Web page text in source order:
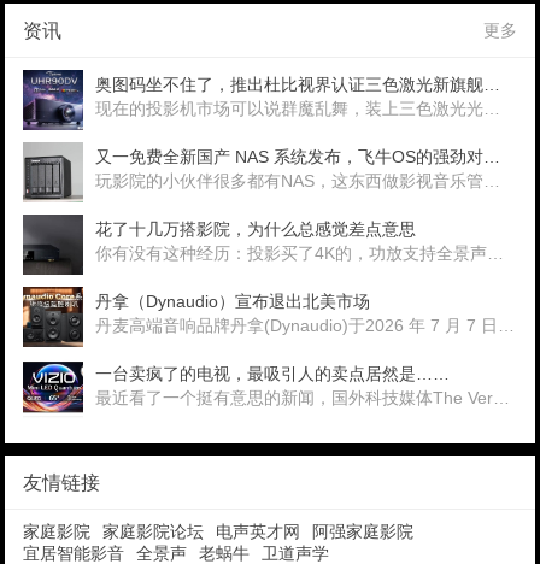
资讯 更多
奥图码坐不住了，推出杜比视界认证三色激光新旗舰——UHR90DV
现在的投影机市场可以说群魔乱舞，装上三色激光光源模就敢挑战几十万的传统投影机，奥图码憋了这么多年大招，终于继886之后推出又一款旗舰级激光光源产品，而且是首款
又一免费全新国产 NAS 系统发布，飞牛OS的强劲对手，闲置电脑就能跑的GEAK OS
玩影院的小伙伴很多都有NAS，这东西做影视音乐管理仓库和下载器太好用了。除了老牌群晖、威联通、铁威马等成熟的NAS产品，最近最火的当属飞牛，闲置老电脑、小主机都
花了十几万搭影院，为什么总感觉差点意思
你有没有这种经历：投影买了4K的，功放支持全景声，音箱也是精挑细选配了一套。周末晚上关了灯，打开一部片子，坐下来准备好好享受——画面看着
丹拿（Dynaudio）宣布退出北美市场
丹麦高端音响品牌丹拿(Dynaudio)于2026 年 7 月 7 日发布官方公告，宣布将终止在北美的全部商业运营。美国子公司也将在2026年秋季永久关闭，正式
一台卖疯了的电视，最吸引人的卖点居然是……
最近看了一个挺有意思的新闻，国外科技媒体The Verge评测了一台电视。这台电视最好的功能是——你可以在开机设置里彻底关掉&ldquo
友情链接
家庭影院 家庭影院论坛 电声英才网
阿强家庭影院
宜居智能影音
全景声 老蜗牛 卫道声学